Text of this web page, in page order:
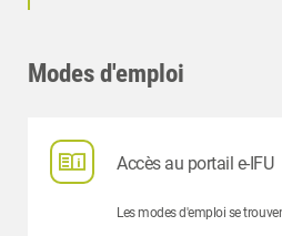
Modes d'emploi
Accès au portail e-IFU
Les modes d'emploi se